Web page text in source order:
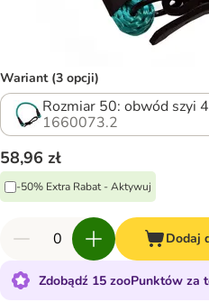
Wariant (3 opcji)
Rozmiar 50: obwód szyi
1660073.2
58,96 zł
-50% Extra Rabat - Aktywuj
Dodaj
Zdobądź 15 zooPunktów za